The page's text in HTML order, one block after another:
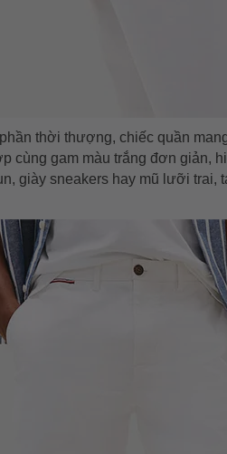
thời thượng, chiếc quần
cùng gam màu trắng đơn giản,
giày sneakers hay mũ lưỡi